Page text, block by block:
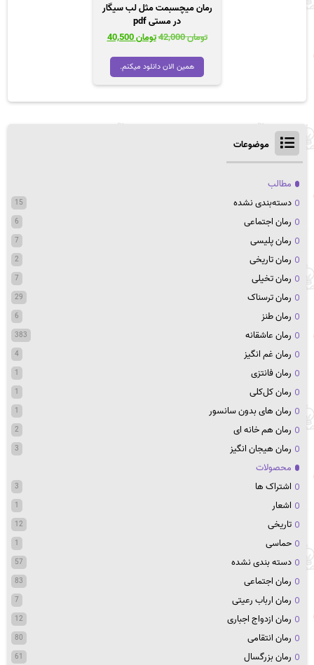
رمان میچسبمت مثل لب سیگار
در مستی pdf
تومان42,000
قیمت
تومان 42,000
بود.
تومان40,500
قیمت
همین الان دانلود میکنم.
موضوعات
مطالب
دسته‌بندی نشده
15
رمان اجتماعی 6
رمان پلیسی 7
رمان تاریخی 2
رمان تخیلی 7
رمان ترسناک 29
رمان طنز 6
رمان عاشقانه 383
رمان غم انگیز 4
رمان فانتزی 1
رمان کل‌کلی 1
رمان های بدون سانسور 1
رمان هم خانه ای 2
رمان هیجان انگیز 3
محصولات
اشتراک ها
3
اشعار 1
تاریخی 12
حماسی 1
دسته بندی نشده 57
رمان اجتماعی 83
رمان ارباب رعیتی 7
رمان ازدواج اجباری 12
رمان انتقامی 80
رمان بزرگسال 61